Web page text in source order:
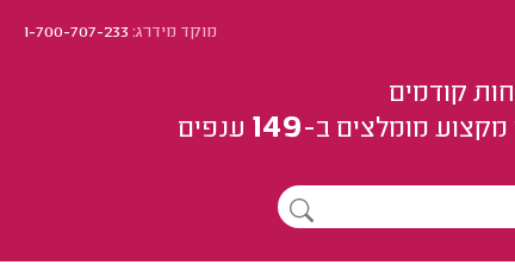
מוקד מידרג:1-700-707-233
קודמים
מקצוע מומלצים ב-149 ענפים